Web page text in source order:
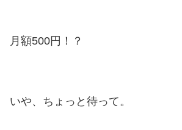
月額500円！？
いや、ちょっと待って。